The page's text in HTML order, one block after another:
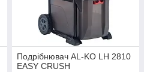
Подрібнювач AL-KO LH 2810
EASY CRUSH